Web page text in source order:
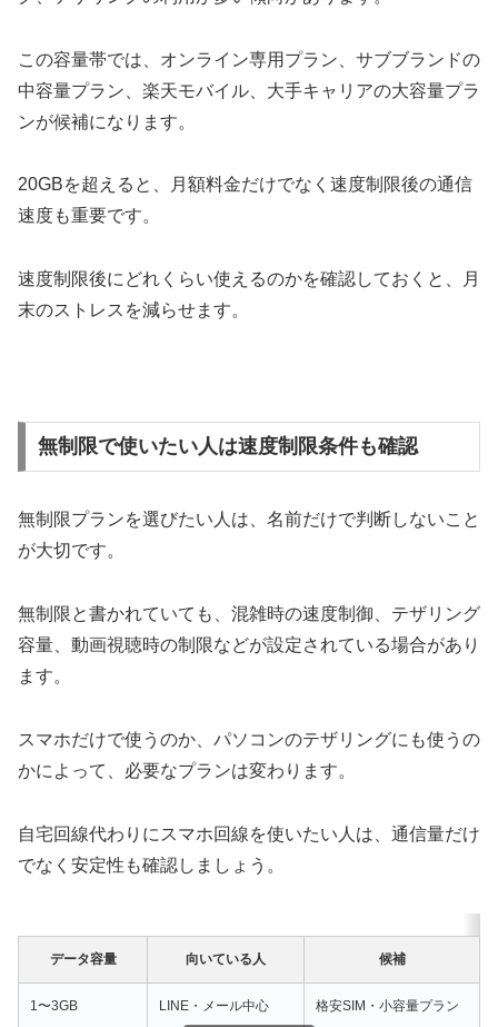
この容量帯では、オンライン専用プラン、サブブランドの
中容量プラン、楽天モバイル、大手キャリアの大容量プラ
ンが候補になります。
20GBを超えると、月額料金だけでなく速度制限後の通信
速度も重要です。
速度制限後にどれくらい使えるのかを確認しておくと、月
末のストレスを減らせます。
無制限で使いたい人は速度制限条件も確認
無制限プランを選びたい人は、名前だけで判断しないこと
が大切です。
無制限と書かれていても、混雑時の速度制御、テザリング
容量、動画視聴時の制限などが設定されている場合があり
ます。
スマホだけで使うのか、パソコンのテザリングにも使うの
かによって、必要なプランは変わります。
自宅回線代わりにスマホ回線を使いたい人は、通信量だけ
でなく安定性も確認しましょう。
データ容量 向いている人 候補
1〜3GB LINE・メール中心 格安SIM・小容量プラン